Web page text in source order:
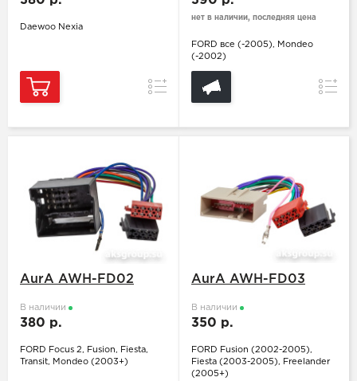
Daewoo Nexia
Сравнение
нет в наличии, последняя цена
FORD все (-2005), Mondeo
(-2002)
AurA AWH-FD02
В наличии
380 р.
FORD Focus 2, Fusion, Fiesta,
Transit, Mondeo (2003+)
AurA AWH-FD03
В наличии
350 р.
FORD Fusion (2002-2005),
Fiesta (2003-2005), Freelander
(2005+)